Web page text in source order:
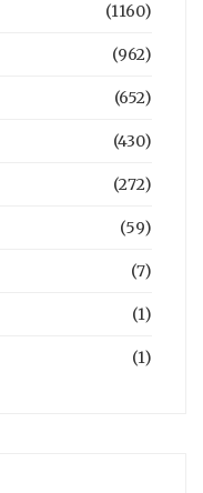
(1160)
(962)
(652)
(430)
(272)
(59)
(7)
(1)
(1)